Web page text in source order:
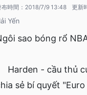
時間： 2018/7/9 13:48 更新
Yến
sao bóng rổ
Harden - cầu thủ
sẻ bí quyết